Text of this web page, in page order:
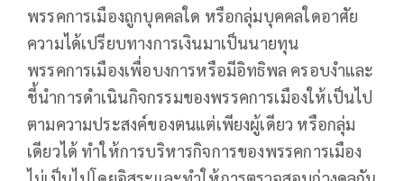
พรรคการเมืองถูกบุคคลใด หรือกลุ่มบุคคลใดอาศัย
ความได้เปรียบทางการเงินมาเป็นนายทุน
พรรคการเมืองเพื่อบงการหรือมีอิทธิพล ครอบงำและ
ชี้นำการดำเนินกิจกรรมของพรรคการเมืองให้เป็นไป
ตามความประสงค์ของตนแต่เพียงผู้เดียว หรือกลุ่ม
เดียวได้ ทำให้การบริหารกิจการของพรรคการเมือง